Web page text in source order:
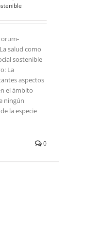
salud como
sostenible
La
aspectos
el ámbito
ningún
la especie
0